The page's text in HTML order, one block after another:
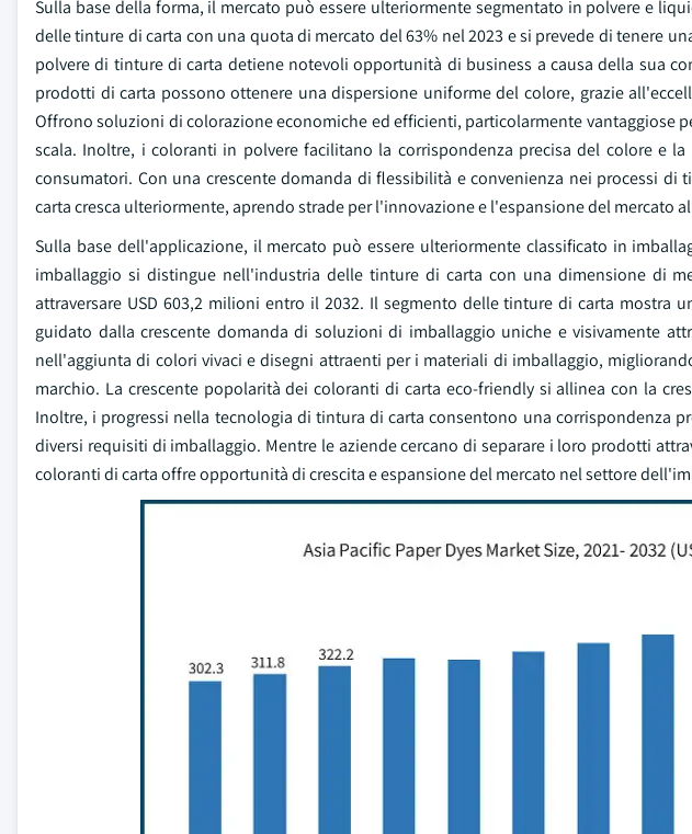
Sulla base della forma, il mercato può essere ulteriormente segmentato in polvere e
delle tinture di carta con una quota di mercato del 63% nel 2023 e si prevede di tenere
polvere di tinture di carta detiene notevoli opportunità di business a causa della sua
prodotti di carta possono ottenere una dispersione uniforme del colore, grazie
Offrono soluzioni di colorazione economiche ed efficienti, particolarmente vantaggiose
scala. Inoltre, i coloranti in polvere facilitano la corrispondenza precisa del colore e
consumatori. Con una crescente domanda di flessibilità e convenienza nei processi
carta cresca ulteriormente, aprendo strade per l'innovazione e l'espansione del mercato
Sulla base dell'applicazione, il mercato può essere ulteriormente classificato in
imballaggio si distingue nell'industria delle tinture di carta con una dimensione di
attraversare USD 603,2 milioni entro il 2032. Il segmento delle tinture di carta mostra
guidato dalla crescente domanda di soluzioni di imballaggio uniche e visivamente
nell'aggiunta di colori vivaci e disegni attraenti per i materiali di imballaggio,
marchio. La crescente popolarità dei coloranti di carta eco-friendly si allinea con la
Inoltre, i progressi nella tecnologia di tintura di carta consentono una corrispondenza
diversi requisiti di imballaggio. Mentre le aziende cercano di separare i loro prodotti
coloranti di carta offre opportunità di crescita e espansione del mercato nel settore